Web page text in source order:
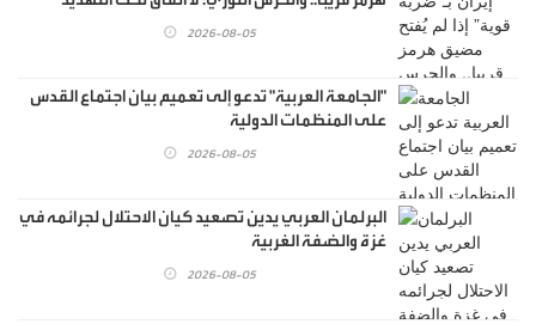
2026-08-05
"الجامعة العربية" تدعو إلى تعميم بيان اجتماع القدس
على المنظمات الدولية
2026-08-05
البرلمان العربي يدين تصعيد كيان الاحتلال لجرائمه في
غزة والضفة الغربية
2026-08-05